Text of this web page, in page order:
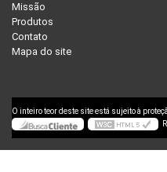
Missão
Produtos
Contato
Mapa do site
O inteiro teor deste site está sujeito à